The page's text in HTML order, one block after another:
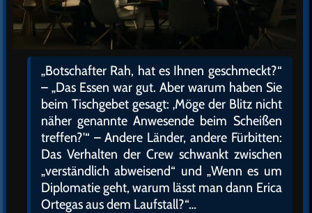
„Botschafter Rah, hat es Ihnen geschmeckt?“
– „Das Essen war gut. Aber warum haben Sie
beim Tischgebet gesagt: ‚Möge der Blitz nicht
näher genannte Anwesende beim Scheißen
treffen?'“ – Andere Länder, andere Fürbitten:
Das Verhalten der Crew schwankt zwischen
„verständlich abweisend“ und „Wenn es um
Diplomatie geht, warum lässt man dann Erica
Ortegas aus dem Laufstall?“…